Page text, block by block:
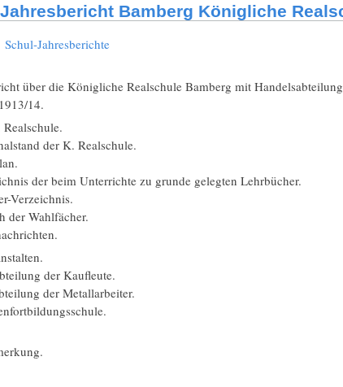
Bamberg Königliche
Schul-Jahresberichte
über die Königliche Realschule Bamberg mit
14.
der K. Realschule.
der beim Unterrichte zu grunde gelegten Lehrbücher.
Verzeichnis.
der Wahlfächer.
der Kaufleute.
der Metallarbeiter.